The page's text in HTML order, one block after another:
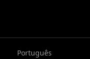
Português